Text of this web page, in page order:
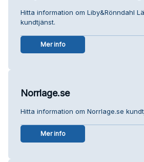
Hitta information om Liby&Rönndahl
kundtjänst.
Mer info
Norrlage.se
Hitta information om Norrlage.se
Mer info